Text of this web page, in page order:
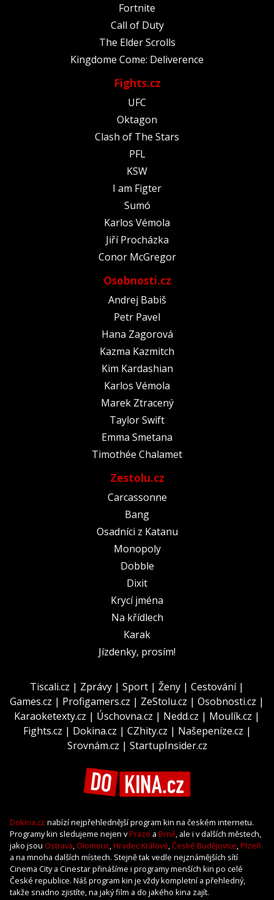
Fortnite
Call of Duty
The Elder Scrolls
Kingdome Come: Deliverence
Fights.cz
UFC
Oktagon
Clash of The Stars
PFL
KSW
I am Figter
Sumó
Karlos Vémola
Jiří Procházka
Conor McGregor
Osobnosti.cz
Andrej Babiš
Petr Pavel
Hana Zagorová
Kazma Kazmitch
Kim Kardashian
Karlos Vémola
Marek Ztracený
Taylor Swift
Emma Smetana
Timothée Chalamet
Zestolu.cz
Carcassonne
Bang
Osadníci z Katanu
Monopoly
Dobble
Dixit
Krycí jména
Na křídlech
Karak
Jízdenky, prosím!
Tiscali.cz | Zprávy | Sport | Ženy | Cestování|
Games.cz | Profigamers.cz | ZeStolu.cz | Osobnosti.cz |
Karaoketexty.cz | Úschovna.cz | Nedd.cz | Moulík.cz |
Fights.cz | Dokina.cz | CZhity.cz | Našepeníze.cz |
Srovnám.cz | StartupInsider.cz
Dokina.cz nabízí nejpřehlednější program kin na českém internetu.
Programy kin sledujeme nejen vPraze a Brně, ale i v dalších městech,
jako jsou Ostrava, Olomouc,Hradec Králové,České Budějovice,Plzeň
a na mnoha dalších místech. Stejně tak vedle nejznámějších sítí
Cinema City a Cinestar přinášíme i programy menších kin po celé
České republice. Náš program kin je vždy kompletní a přehledný,
takže snadno zjistíte, na jaký film a do jakého kina zajít.